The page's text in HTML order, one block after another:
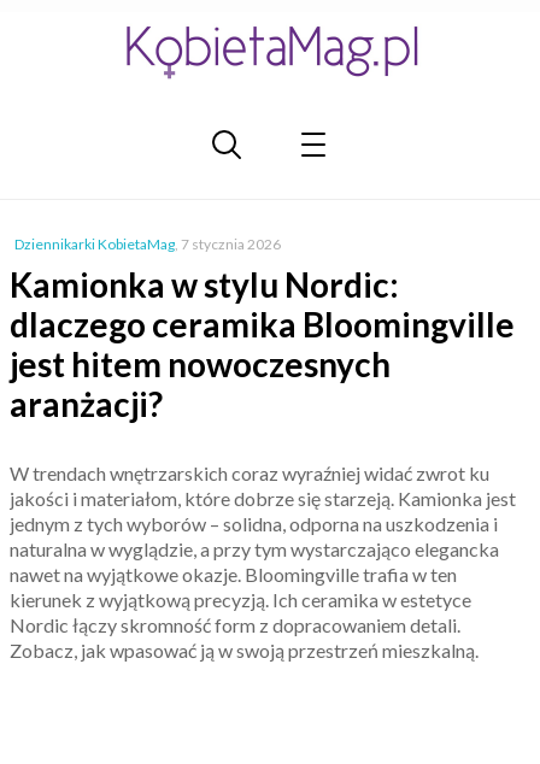
Dziennikarki KobietaMag, 7 stycznia 2026
Kamionka w stylu Nordic:
dlaczego ceramika Bloomingville
jest hitem nowoczesnych
aranżacji?
W trendach wnętrzarskich coraz wyraźniej widać zwrot ku
jakości i materiałom, które dobrze się starzeją. Kamionka jest
jednym z tych wyborów – solidna, odporna na uszkodzenia i
naturalna w wyglądzie, a przy tym wystarczająco elegancka
nawet na wyjątkowe okazje. Bloomingville trafia w ten
kierunek z wyjątkową precyzją. Ich ceramika w estetyce
Nordic łączy skromność form z dopracowaniem detali.
Zobacz, jak wpasować ją w swoją przestrzeń mieszkalną.